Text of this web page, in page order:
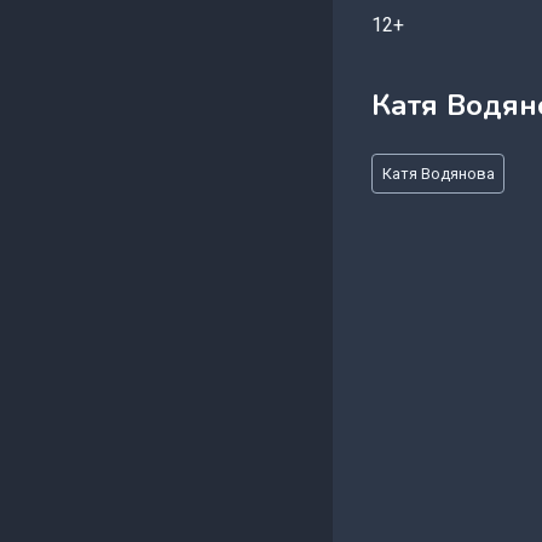
12+
Катя
Метки
записи:
Катя Водянова